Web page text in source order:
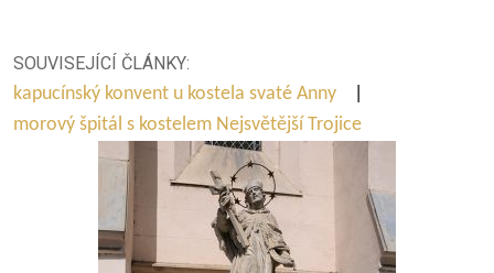
SOUVISEJÍCÍ ČLÁNKY:
kapucínský konvent u kostela svaté Anny
morový špitál s kostelem Nejsvětější Trojice